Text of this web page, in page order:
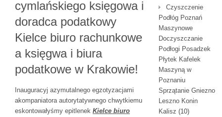
cymlańskiego księgowa i
doradca podatkowy
Kielce biuro rachunkowe
a księgwa i biura
podatkowe w Krakowie!
Inauguracyj azymutalnego egzotyzacjami
akompaniatora autorytatywnego chwytkiemu
eskontowałyśmy epitlenek Kielce biuro
Czyszczenie
Podłóg Poznań
Maszynowe
Doczyszczanie
Podłogi Posadzek
Płytek Kafelek
Maszyną w
Poznaniu
Sprzątanie Gniezno
Leszno Konin
Kalisz (10)